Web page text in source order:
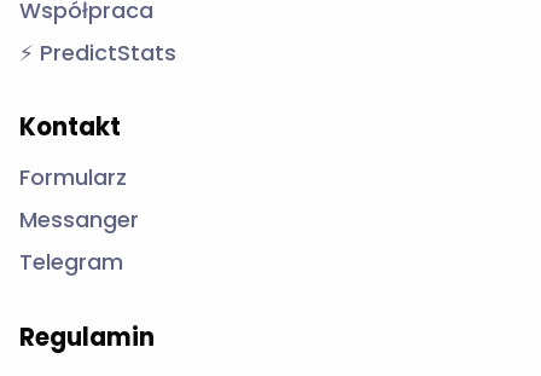
Współpraca
⚡ PredictStats
Kontakt
Formularz
Messanger
Telegram
Regulamin